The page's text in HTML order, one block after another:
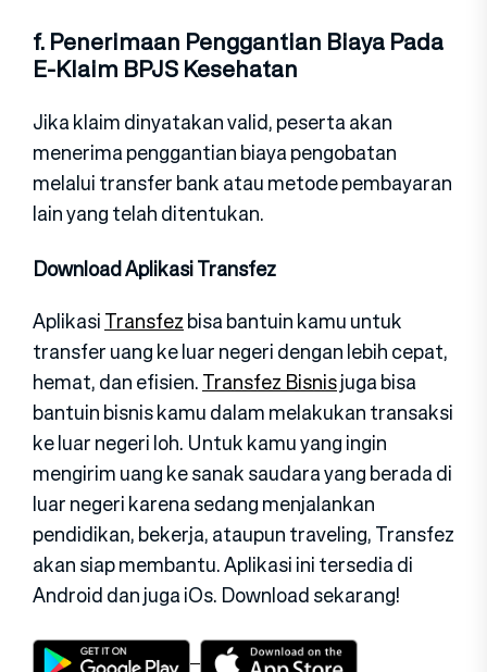
f. Penerimaan Penggantian Biaya Pada
E-Klaim BPJS Kesehatan
Jika klaim dinyatakan valid, peserta akan
menerima penggantian biaya pengobatan
melalui transfer bank atau metode pembayaran
lain yang telah ditentukan.
Download Aplikasi Transfez
AplikasiTransfezbisa bantuin kamu untuk
transfer uang ke luar negeri dengan lebih cepat,
hemat, dan efisien.Transfez Bisnisjuga bisa
bantuin bisnis kamu dalam melakukan transaksi
ke luar negeri loh. Untuk kamu yang ingin
mengirim uang ke sanak saudara yang berada di
luar negeri karena sedang menjalankan
pendidikan, bekerja, ataupun traveling, Transfez
akan siap membantu. Aplikasi ini tersedia di
Android dan juga iOs. Download sekarang!